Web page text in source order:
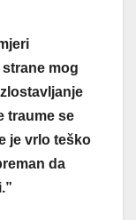
mog
traume se
je vrlo teško
da